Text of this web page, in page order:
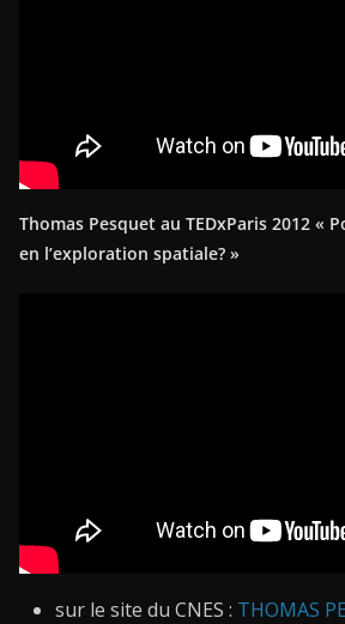
Thomas Pesquet au TEDxParis 2012 «
en l’exploration spatiale? »
sur le site du CNES : THOMAS